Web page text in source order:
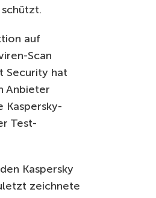
auf
Scan
Security hat
Anbieter
Kaspersky-
Test-
Kaspersky
zeichnete